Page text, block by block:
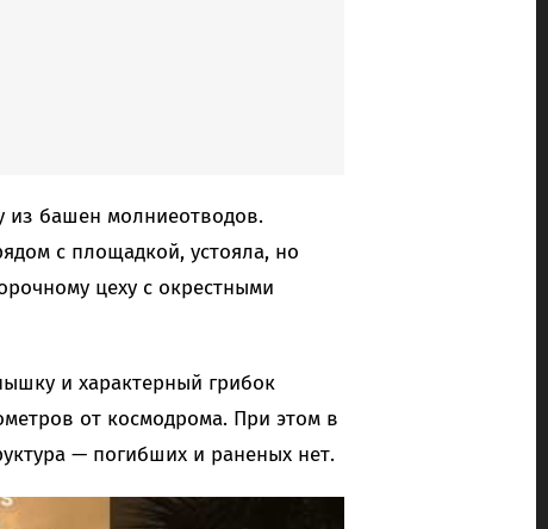
из башен молниеотводов.
с площадкой, устояла, но
цеху с окрестными
и характерный грибок
от космодрома. При этом в
— погибших и раненых нет.